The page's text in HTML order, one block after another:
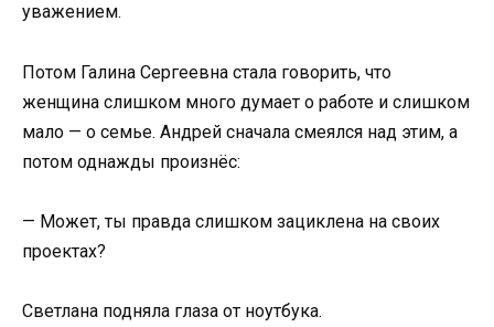
уважением.
Потом Галина Сергеевна стала говорить, что
женщина слишком много думает о работе и слишком
мало — о семье. Андрей сначала смеялся над этим, а
потом однажды произнёс:
— Может, ты правда слишком зациклена на своих
проектах?
Светлана подняла глаза от ноутбука.